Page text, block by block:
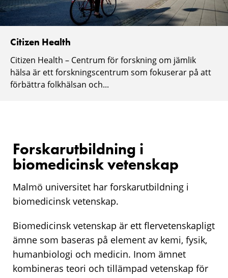
Citizen Health
Citizen Health – Centrum för forskning om jämlik
hälsa är ett forskningscentrum som fokuserar på att
förbättra folkhälsan och...
Forskarutbildning i
biomedicinsk vetenskap
Malmö universitet har forskarutbildning i
biomedicinsk vetenskap.
Biomedicinsk vetenskap är ett flervetenskapligt
ämne som baseras på element av kemi, fysik,
humanbiologi och medicin. Inom ämnet
kombineras teori och tillämpad vetenskap för